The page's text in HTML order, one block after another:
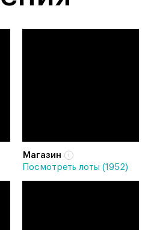
Магазин
Посмотреть лоты (1952)